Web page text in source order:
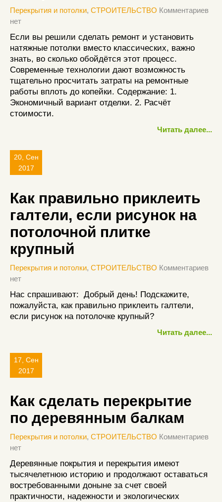
Перекрытия и потолки, СТРОИТЕЛЬСТВО Комментариев
нет
Если вы решили сделать ремонт и установить
натяжные потолки вместо классических, важно
знать, во сколько обойдётся этот процесс.
Современные технологии дают возможность
тщательно просчитать затраты на ремонтные
работы вплоть до копейки. Содержание: 1.
Экономичный вариант отделки. 2. Расчёт
стоимости.
Читать далее...
20, Сен
2017
Как правильно приклеить
галтели, если рисунок на
потолочной плитке
крупный
Перекрытия и потолки, СТРОИТЕЛЬСТВО Комментариев
нет
Нас спрашивают: Добрый день! Подскажите,
пожалуйста, как правильно приклеить галтели,
если рисунок на потолочке крупный?
Читать далее...
17, Сен
2017
Как сделать перекрытие
по деревянным балкам
Перекрытия и потолки, СТРОИТЕЛЬСТВО Комментариев
нет
Деревянные покрытия и перекрытия имеют
тысячелетнюю историю и продолжают оставаться
востребованными доныне за счет своей
практичности, надежности и экологических